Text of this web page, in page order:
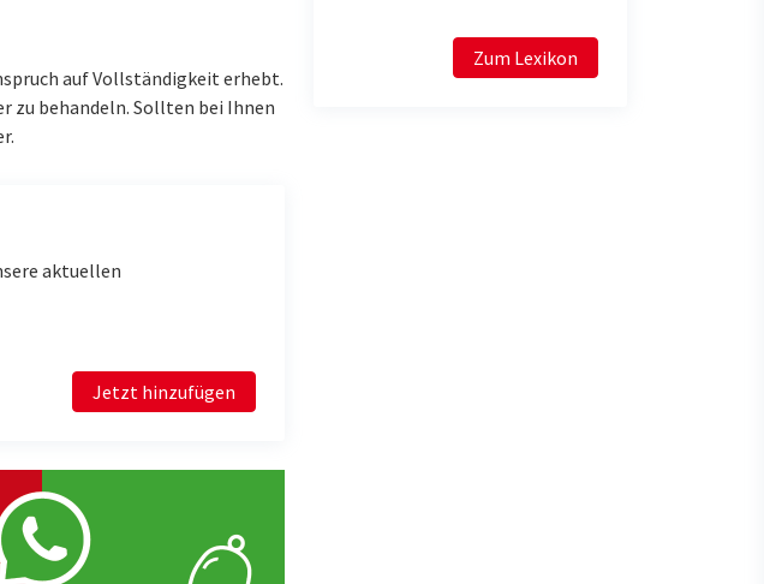
auf Vollständigkeit erhebt.
zu behandeln. Sollten bei Ihnen
aktuellen
Jetzt hinzufügen
Zum Lexikon